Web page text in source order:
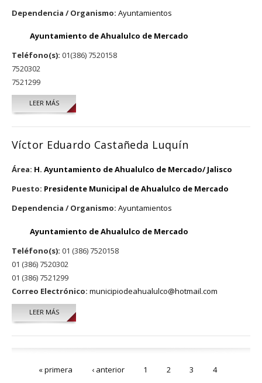
Dependencia / Organismo: Ayuntamientos
Ayuntamiento de Ahualulco de Mercado
Teléfono(s): 01(386) 7520158
7520302
7521299
LEER MÁSSOBRE OSCAR IVAN RODRIGUEZ SOLORZANO
Víctor Eduardo Castañeda Luquín
Área: H. Ayuntamiento de Ahualulco de Mercado/ Jalisco
Puesto: Presidente Municipal de Ahualulco de Mercado
Dependencia / Organismo: Ayuntamientos
Ayuntamiento de Ahualulco de Mercado
Teléfono(s): 01 (386) 7520158
01 (386) 7520302
01 (386) 7521299
Correo Electrónico: municipiodeahualulco@hotmail.com
LEER MÁSSOBRE VÍCTOR EDUARDO CASTAÑEDA LUQUÍN
« primera ‹ anterior 1 2 3 4